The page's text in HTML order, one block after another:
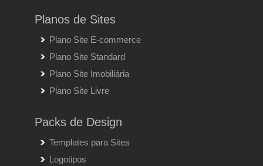
Planos de Sites
Plano Site E-commerce
Plano Site Standard
Plano Site Imobiliária
Plano Site Livre
Packs de Design
Templates para Sites
Logotipos